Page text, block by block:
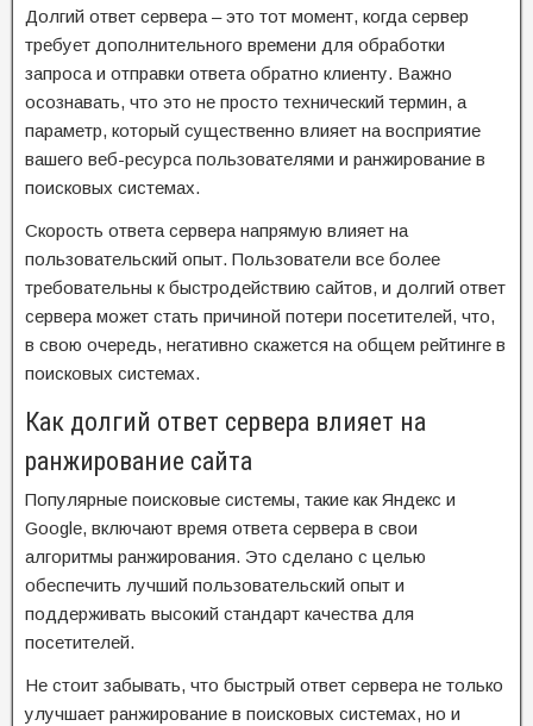
Долгий ответ сервера – это тот момент, когда сервер
требует дополнительного времени для обработки
запроса и отправки ответа обратно клиенту. Важно
осознавать, что это не просто технический термин, а
параметр, который существенно влияет на восприятие
вашего веб-ресурса пользователями и ранжирование в
поисковых системах.
Скорость ответа сервера напрямую влияет на
пользовательский опыт. Пользователи все более
требовательны к быстродействию сайтов, и долгий ответ
сервера может стать причиной потери посетителей, что,
в свою очередь, негативно скажется на общем рейтинге в
поисковых системах.
Как долгий ответ сервера влияет на
ранжирование сайта
Популярные поисковые системы, такие как Яндекс и
Google, включают время ответа сервера в свои
алгоритмы ранжирования. Это сделано с целью
обеспечить лучший пользовательский опыт и
поддерживать высокий стандарт качества для
посетителей.
Не стоит забывать, что быстрый ответ сервера не только
улучшает ранжирование в поисковых системах, но и